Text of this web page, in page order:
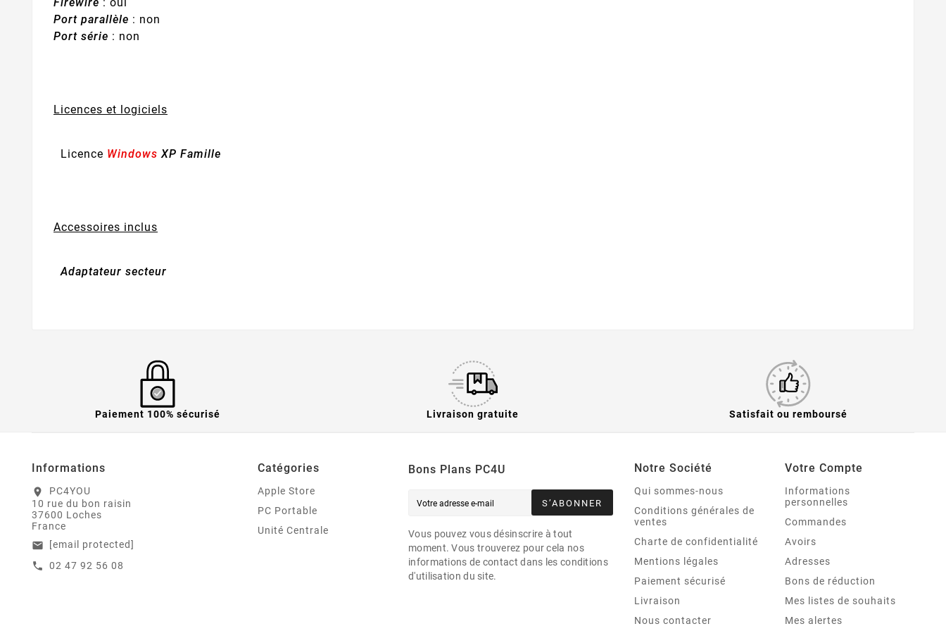
Port parallèle : non
Port série : non
Licences et logiciels
Licence Windows XP Famille
Accessoires inclus
Adaptateur secteur
Paiement 100% sécurisé Livraison gratuite Satisfait ou remboursé
Informations
location_on
PC4YOU
10 rue du bon raisin
37600 Loches
France
email [email protected]
call 02 47 92 56 08
Catégories
Apple Store
PC Portable
Unité Centrale
Bons Plans PC4U
S’ABONNER
Vous pouvez vous désinscrire à tout
moment. Vous trouverez pour cela nos
informations de contact dans les conditions
d'utilisation du site.
Notre Société
Qui sommes-nous
Conditions générales de
ventes
Charte de confidentialité
Mentions légales
Paiement sécurisé
Livraison
Nous contacter
Votre Compte
Informations
personnelles
Commandes
Avoirs
Adresses
Bons de réduction
Mes listes de souhaits
Mes alertes